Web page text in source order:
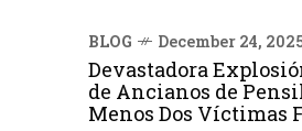
BLOG December 24,
Devastadora
de Ancianos de
Menos Dos Víctimas